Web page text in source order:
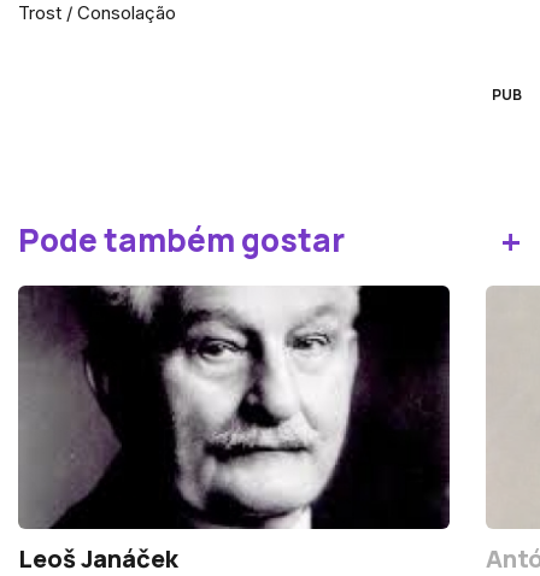
Trost / Consolação
PUB
Pode também gostar +
Leoš Janáček